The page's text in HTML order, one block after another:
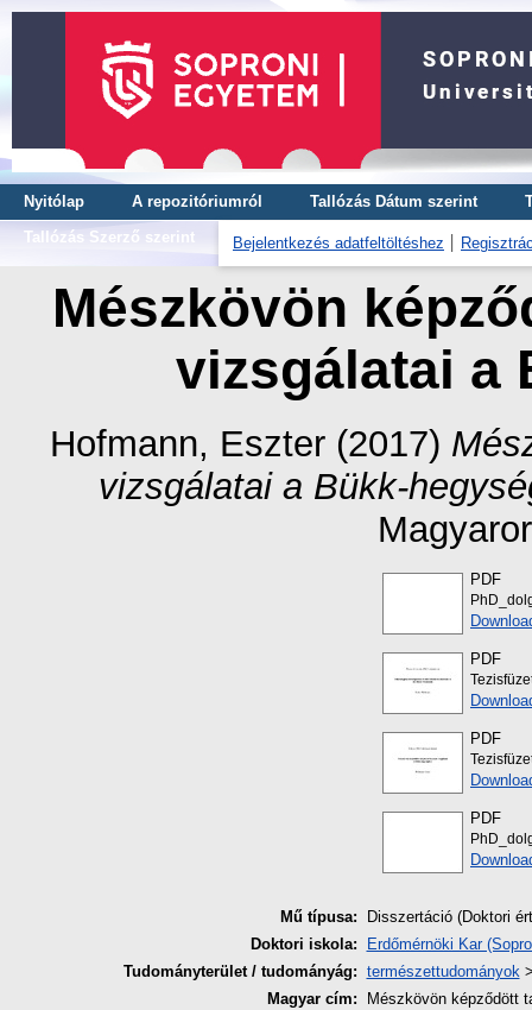
Nyitólap A repozitóriumról Tallózás Dátum szerint
Tallózás Szerző szerint
Bejelentkezés adatfeltöltéshez
Mészkövön
vizsgálatai a
Hofmann, Eszter(2017)
vizsgálatai a Bükk-
PDF
PDF
PDF
PDF
Mű típusa:
Disszertáció (Doktori
Doktori iskola:
Erdőmérnöki Kar
Tudományterület / tudományág: természettudományok
Magyar cím:
Mészkövön képződött